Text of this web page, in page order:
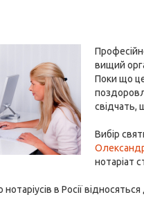
вищий
Поки що
свідчать,
Вибір
нотаріат
в Росії